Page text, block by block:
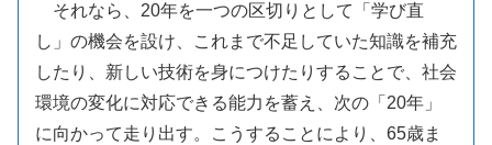
それなら、20年を一つの区切りとして「学び直
し」の機会を設け、これまで不足していた知識を補充
したり、新しい技術を身につけたりすることで、社会
環境の変化に対応できる能力を蓄え、次の「20年」
に向かって走り出す。こうすることにより、65歳ま